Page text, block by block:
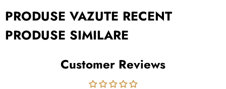
PRODUSE VAZUTE RECENT
PRODUSE SIMILARE
Customer Reviews